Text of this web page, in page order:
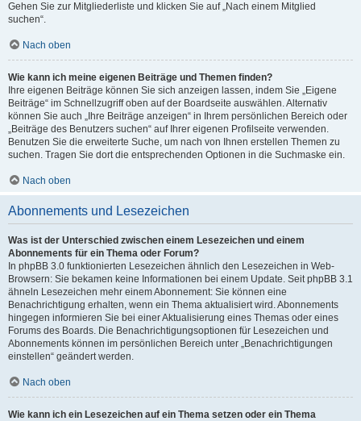
Gehen Sie zur Mitgliederliste und klicken Sie auf „Nach einem Mitglied
suchen“.
Nach oben
Wie kann ich meine eigenen Beiträge und Themen finden?
Ihre eigenen Beiträge können Sie sich anzeigen lassen, indem Sie „Eigene
Beiträge“ im Schnellzugriff oben auf der Boardseite auswählen. Alternativ
können Sie auch „Ihre Beiträge anzeigen“ in Ihrem persönlichen Bereich oder
„Beiträge des Benutzers suchen“ auf Ihrer eigenen Profilseite verwenden.
Benutzen Sie die erweiterte Suche, um nach von Ihnen erstellen Themen zu
suchen. Tragen Sie dort die entsprechenden Optionen in die Suchmaske ein.
Nach oben
Abonnements und Lesezeichen
Was ist der Unterschied zwischen einem Lesezeichen und einem
Abonnements für ein Thema oder Forum?
In phpBB 3.0 funktionierten Lesezeichen ähnlich den Lesezeichen in Web-
Browsern: Sie bekamen keine Informationen bei einem Update. Seit phpBB 3.1
ähneln Lesezeichen mehr einem Abonnement: Sie können eine
Benachrichtigung erhalten, wenn ein Thema aktualisiert wird. Abonnements
hingegen informieren Sie bei einer Aktualisierung eines Themas oder eines
Forums des Boards. Die Benachrichtigungsoptionen für Lesezeichen und
Abonnements können im persönlichen Bereich unter „Benachrichtigungen
einstellen“ geändert werden.
Nach oben
Wie kann ich ein Lesezeichen auf ein Thema setzen oder ein Thema